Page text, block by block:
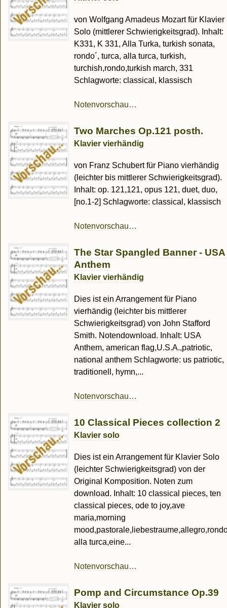
von Wolfgang Amadeus Mozart für Klavier
Solo (mittlerer Schwierigkeitsgrad). Inhalt:
K331, K 331, Alla Turka, turkish sonata,
rondo´, turca, alla turca, turkish,
turchish,rondo,turkish march, 331
Schlagworte: classical, klassisch
Notenvorschau…
Two Marches Op.121 posth.
Klavier vierhändig
von Franz Schubert für Piano vierhändig
(leichter bis mittlerer Schwierigkeitsgrad).
Inhalt: op. 121,121, opus 121, duet, duo,
[no.1-2] Schlagworte: classical, klassisch
Notenvorschau…
The Star Spangled Banner - USA
Anthem
Klavier vierhändig
Dies ist ein Arrangement für Piano
vierhändig (leichter bis mittlerer
Schwierigkeitsgrad) von John Stafford
Smith. Notendownload. Inhalt: USA
Anthem, american flag,U.S.A.,patriotic,
national anthem Schlagworte: us patriotic,
traditionell, hymn,...
Notenvorschau…
10 Classical Pieces collection 2
Klavier solo
Dies ist ein Arrangement für Klavier Solo
(leichter Schwierigkeitsgrad) von der
Original Komposition. Noten zum
download. Inhalt: 10 classical pieces, ten
classical pieces, ode to joy,ave
maria,morning
alla turca,eine...
Notenvorschau…
Pomp and Circumstance Op.39
Klavier solo